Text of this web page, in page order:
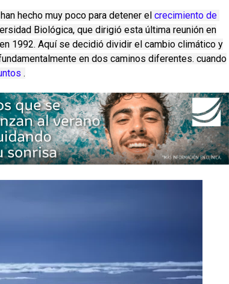
hecho muy poco para detener el crecimiento de
Biológica, que dirigió esta última reunión en
1992. Aquí se decidió dividir el cambio climático y
en dos caminos diferentes. cuando
.